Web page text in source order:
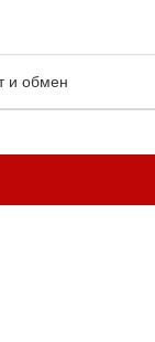
и обмен